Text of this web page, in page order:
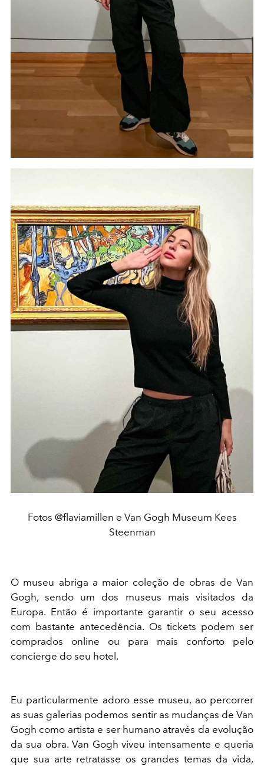
Fotos @flaviamillen e Van Gogh Museum Kees
Steenman
O museu abriga a maior coleção de obras de Van
Gogh, sendo um dos museus mais visitados da
Europa. Então é importante garantir o seu acesso
com bastante antecedência. Os tickets podem ser
comprados online ou para mais conforto pelo
concierge do seu hotel.
Eu particularmente adoro esse museu, ao percorrer
as suas galerias podemos sentir as mudanças de Van
Gogh como artista e ser humano através da evolução
da sua obra. Van Gogh viveu intensamente e queria
que sua arte retratasse os grandes temas da vida,